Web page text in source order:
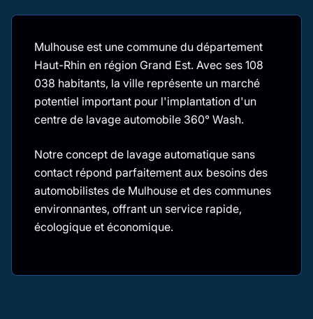
Mulhouse est une commune du département
Haut-Rhin en région Grand Est. Avec ses 108
038 habitants, la ville représente un marché
potentiel important pour l'implantation d'un
centre de lavage automobile 360° Wash.
Notre concept de lavage automatique sans
contact répond parfaitement aux besoins des
automobilistes de Mulhouse et des communes
environnantes, offrant un service rapide,
écologique et économique.